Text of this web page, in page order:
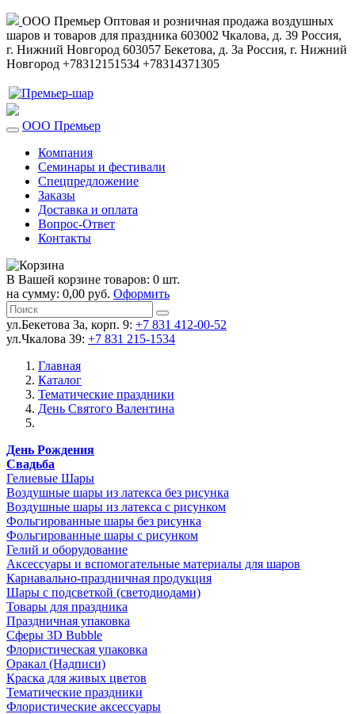
ООО Премьер Оптовая и розничная продажа воздушных
шаров и товаров для праздника 603002 Чкалова, д. 39 Россия,
г. Нижний Новгород 603057 Бекетова, д. 3а Россия, г. Нижний
Новгород +78312151534 +78314371305
ООО Премьер
Компания
Семинары и фестивали
Спецпредложение
Заказы
Доставка и оплата
Вопрос-Ответ
Контакты
В Вашей корзине товаров: 0 шт.
на сумму: 0,00 руб. Оформить
ул.Бекетова 3а, корп. 9: +7 831 412-00-52
ул.Чкалова 39: +7 831 215-1534
Главная
Каталог
Тематические праздники
День Святого Валентина
День Рождения
Свадьба
Гелиевые Шары
Воздушные шары из латекса без рисунка
Воздушные шары из латекса с рисунком
Фольгированные шары без рисунка
Фольгированные шары с рисунком
Гелий и оборудование
Аксессуары и вспомогательные материалы для шаров
Карнавально-праздничная продукция
Шары с подсветкой (светодиодами)
Товары для праздника
Праздничная упаковка
Сферы 3D Bubble
Флористическая упаковка
Оракал (Надписи)
Краска для живых цветов
Тематические праздники
Флористические аксессуары